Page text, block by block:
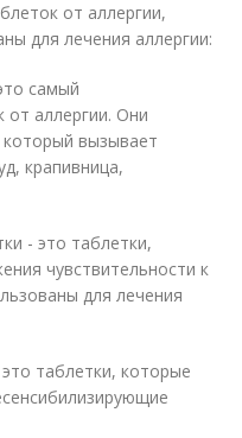
от аллергии,
для лечения аллергии:
самый
от аллергии. Они
который вызывает
крапивница,
- это таблетки,
чувствительности к
для лечения
таблетки, которые